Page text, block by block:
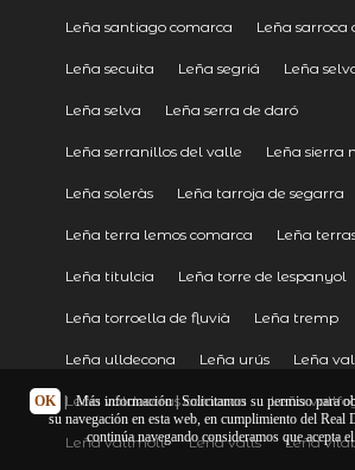
Leña santiago comarca Leña sarroca
Leña secuita Leña segriá Leña
Leña selva Leña serra de daró
Leña serranillos del valle Leña sierra
Leña soleràs Leña tarroja de segarra
Leña terra lemos comarca Leña
Leña titulcia Leña torre de lespanyol
Leña torroella de fluvià Leña tremp
Leña ulldecona Leña urús Leña
Leña valdeorras comarca Leña
Leña vallmoll Leña valls Leña
OK | Más información| Solicitamos su permiso para
su navegación en esta web, en cumplimiento del Real
continúa navegando consideramos que acepta